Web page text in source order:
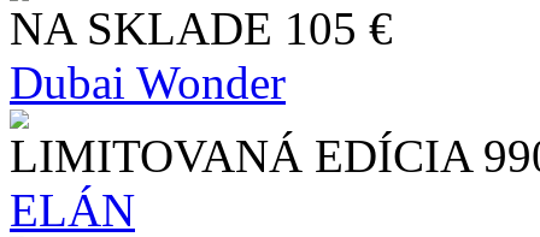
NA SKLADE 105 €
Dubai Wonder
LIMITOVANÁ EDÍCIA
ELÁN